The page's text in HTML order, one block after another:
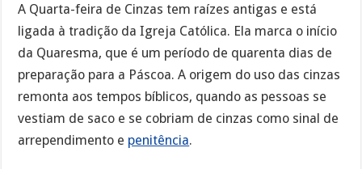
A Quarta-feira de Cinzas tem raízes antigas e está
ligada à tradição da Igreja Católica. Ela marca o início
da Quaresma, que é um período de quarenta dias de
preparação para a Páscoa. A origem do uso das cinzas
remonta aos tempos bíblicos, quando as pessoas se
vestiam de saco e se cobriam de cinzas como sinal de
arrependimento e penitência.